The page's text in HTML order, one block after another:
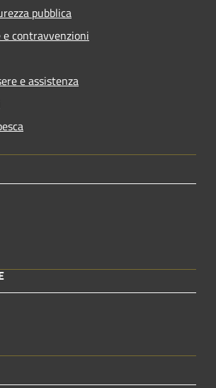
pubblica
contravvenzioni
e assistenza